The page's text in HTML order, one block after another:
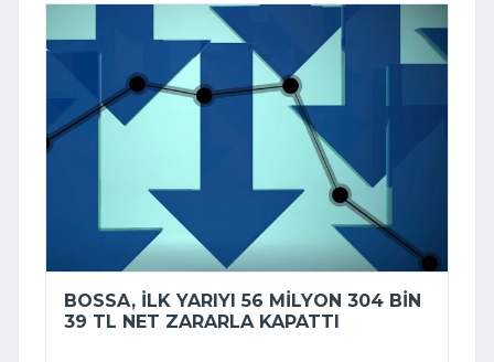
BOSSA, ILK YARIYI 56 MILYON 304 BIN
39 TL NET ZARARLA KAPATTI